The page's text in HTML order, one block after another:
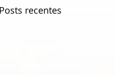
recentes